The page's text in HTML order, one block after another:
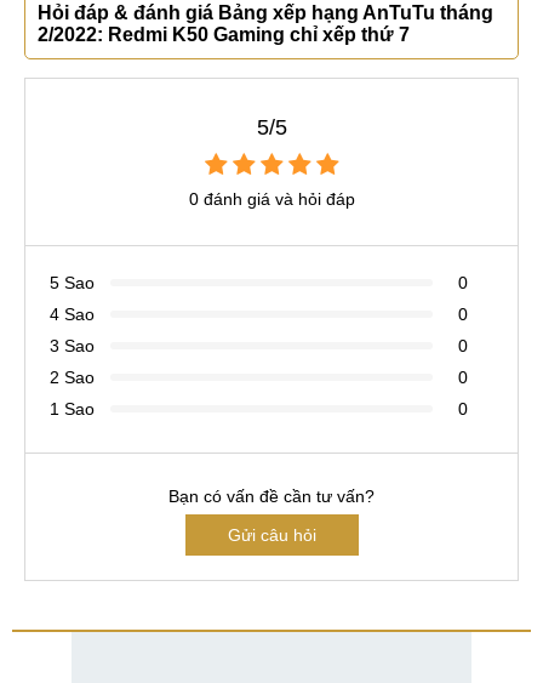
Hỏi đáp & đánh giá Bảng xếp hạng AnTuTu tháng
2/2022: Redmi K50 Gaming chỉ xếp thứ 7
5/5
0 đánh giá và hỏi đáp
5 Sao
0
4 Sao
0
3 Sao
0
2 Sao
0
1 Sao
0
Bạn có vấn đề cần tư vấn?
Gửi câu hỏi